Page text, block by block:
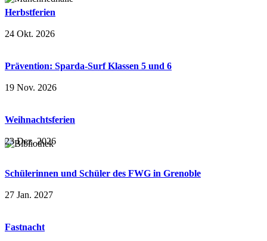
Herbstferien
24 Okt. 2026
Prävention: Sparda-Surf Klassen 5 und 6
19 Nov. 2026
Weihnachtsferien
23 Dez. 2026
Schülerinnen und Schüler des FWG in Grenoble
27 Jan. 2027
Fastnacht